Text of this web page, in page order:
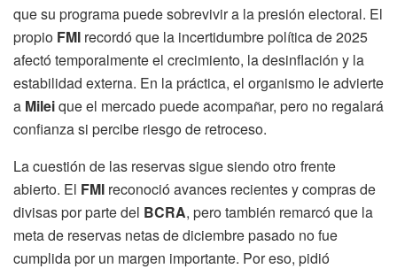
que su programa puede sobrevivir a la presión electoral. El
propio FMI recordó que la incertidumbre política de 2025
afectó temporalmente el crecimiento, la desinflación y la
estabilidad externa. En la práctica, el organismo le advierte
a Mileique el mercado puede acompañar, pero no regalará
confianza si percibe riesgo de retroceso.
La cuestión de las reservas sigue siendo otro frente
abierto. El FMI reconoció avances recientes y compras de
divisas por parte del BCRA, pero también remarcó que la
meta de reservas netas de diciembre pasado no fue
cumplida por un margen importante. Por eso, pidió